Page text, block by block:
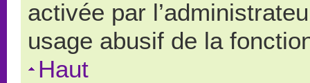
activée par
usage abusif de la
Haut